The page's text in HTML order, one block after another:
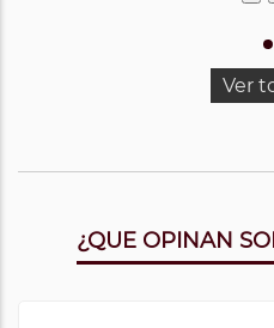
Ver
¿QUE OPINAN